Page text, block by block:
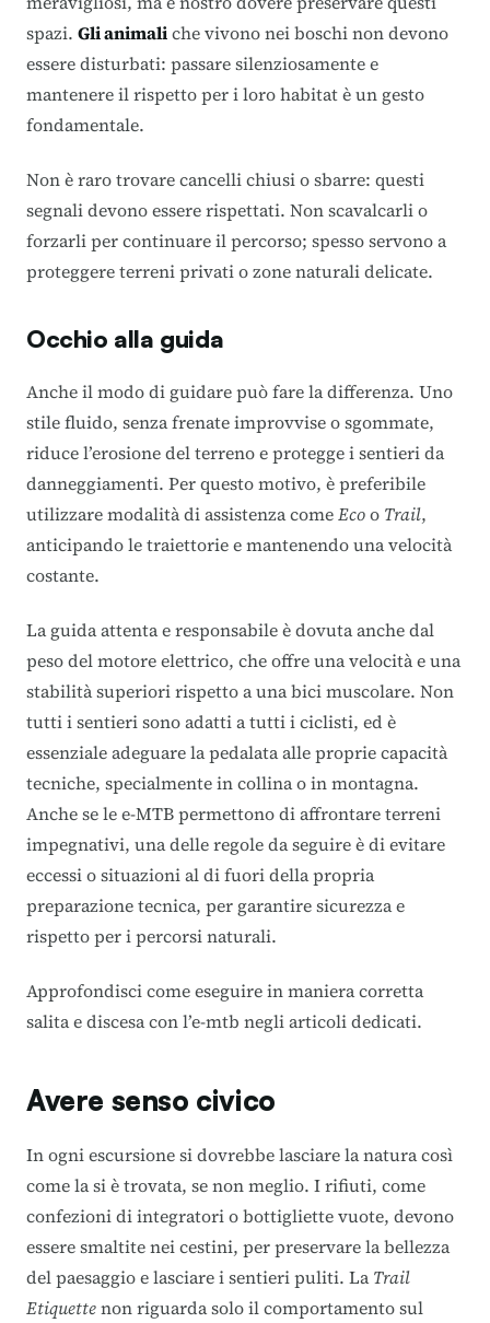
spazi. Gli animaliche vivono nei boschi non devono
essere disturbati: passare silenziosamente e
mantenere il rispetto per i loro habitat è un gesto
fondamentale.
Non è raro trovare cancelli chiusi o sbarre: questi
segnali devono essere rispettati. Non scavalcarli o
forzarli per continuare il percorso; spesso servono a
proteggere terreni privati o zone naturali delicate.
Occhio alla guida
Anche il modo di guidare può fare la differenza. Uno
stile fluido, senza frenate improvvise o sgommate,
riduce l’erosione del terreno e protegge i sentieri da
danneggiamenti. Per questo motivo, è preferibile
utilizzaremodalità di assistenzacomeEcoo Trail,
anticipando le traiettorie e mantenendo una velocità
costante.
La guida attenta e responsabile è dovuta anche dal
peso del motore elettrico, che offre una velocità e una
stabilità superiori rispetto a una bici muscolare. Non
tutti i sentieri sono adatti a tutti i ciclisti, ed è
essenziale adeguare la pedalata alle proprie capacità
tecniche, specialmente in collina o in montagna.
Anche se le e-MTB permettono di affrontare terreni
impegnativi, una delle regole da seguire è di evitare
eccessi o situazioni al di fuori della propria
preparazione tecnica, per garantire sicurezza e
rispetto per i percorsi naturali.
Approfondisci come eseguire in maniera corretta
salitaediscesacon l’e-mtb negli articoli dedicati.
Avere senso civico
In ogni escursione si dovrebbe lasciare la natura così
come la si è trovata, se non meglio. I rifiuti, come
confezioni di integratori o bottigliette vuote, devono
essere smaltite nei cestini, per preservare la bellezza
del paesaggio e lasciare i sentieri puliti. LaTrail
Etiquettenon riguarda solo il comportamento sul